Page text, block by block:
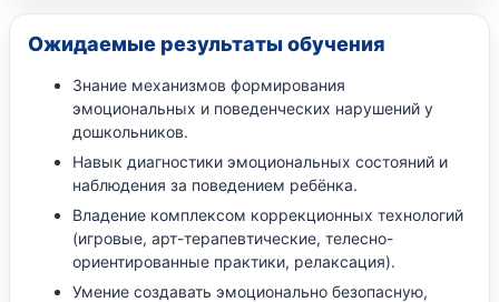
Ожидаемые результаты обучения
Знание механизмов формирования
эмоциональных и поведенческих нарушений у
дошкольников.
Навык диагностики эмоциональных состояний и
наблюдения за поведением ребёнка.
Владение комплексом коррекционных технологий
(игровые, арт-терапевтические, телесно-
ориентированные практики, релаксация).
Умение создавать эмоционально безопасную,